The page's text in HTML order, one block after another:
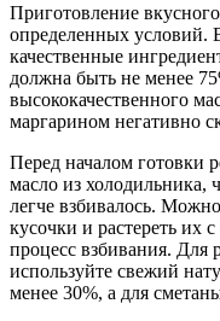
Приготовление
определенных условий.
качественные
должна быть не менее
высококачественного
маргарином негативно
Перед началом готовки
масло из холодильника,
легче взбивалось.
кусочки и растереть их
процесс взбивания. Для
используйте свежий
менее 30%, а для